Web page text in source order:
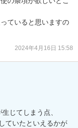
ていると思いますの
2024年4月16日 15:58
じてしまう点、
ていたといえるかが